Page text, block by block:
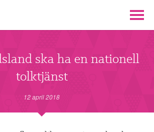
ska ha en nationell
tolktjänst
12 april 2018